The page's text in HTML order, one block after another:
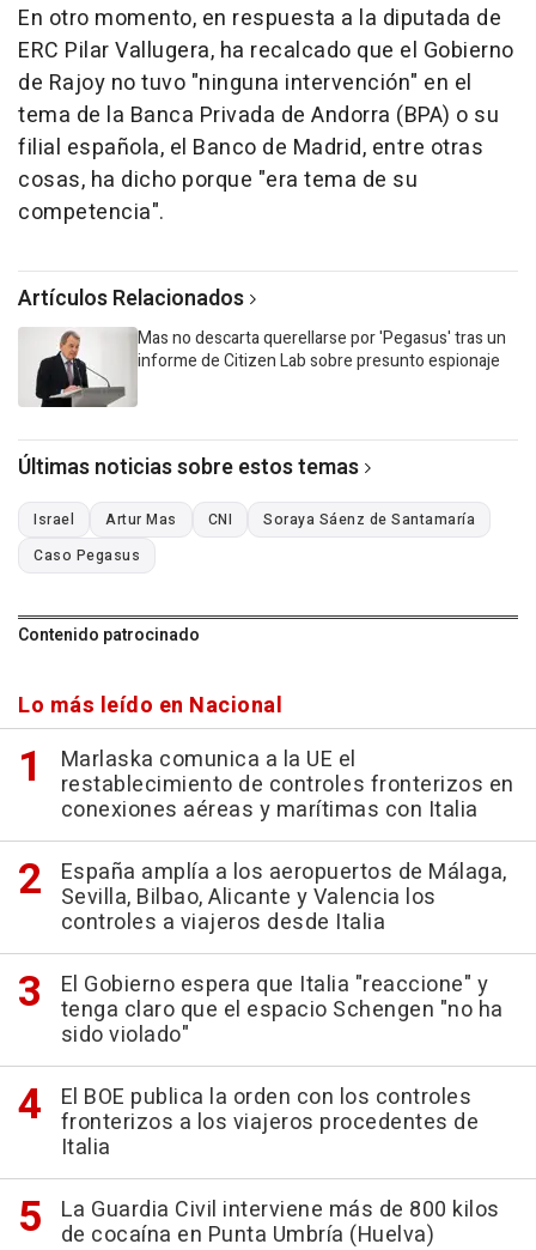
En otro momento, en respuesta a la diputada de
ERC Pilar Vallugera, ha recalcado que el Gobierno
de Rajoy no tuvo "ninguna intervención" en el
tema de la Banca Privada de Andorra (BPA) o su
filial española, el Banco de Madrid, entre otras
cosas, ha dicho porque "era tema de su
competencia".
Artículos Relacionados
Mas no descarta querellarse por 'Pegasus' tras un
informe de Citizen Lab sobre presunto espionaje
Últimas noticias sobre estos temas
Israel Artur Mas CNI
Soraya Sáenz de Santamaría
Caso Pegasus
Contenido patrocinado
Lo más leído en Nacional
Marlaska comunica a la UE el
restablecimiento de controles fronterizos en
conexiones aéreas y marítimas con Italia
España amplía a los aeropuertos de Málaga,
Sevilla, Bilbao, Alicante y Valencia los
controles a viajeros desde Italia
El Gobierno espera que Italia "reaccione" y
tenga claro que el espacio Schengen "no ha
sido violado"
El BOE publica la orden con los controles
fronterizos a los viajeros procedentes de
Italia
La Guardia Civil interviene más de 800 kilos
de cocaína en Punta Umbría (Huelva)